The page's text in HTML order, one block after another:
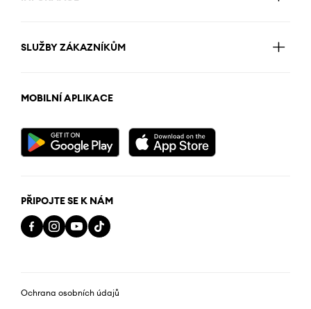
SLUŽBY ZÁKAZNÍKŮM
MOBILNÍ APLIKACE
PŘIPOJTE SE K NÁM
Ochrana osobních údajů